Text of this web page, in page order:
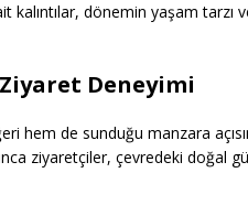
dönemin yaşam tarzı
Deneyimi
hem de sunduğu manzara
ziyaretçiler, çevredeki doğal